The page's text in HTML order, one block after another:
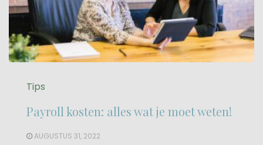
Tips
Payroll kosten: alles wat je moet weten!
AUGUSTUS 31, 2022